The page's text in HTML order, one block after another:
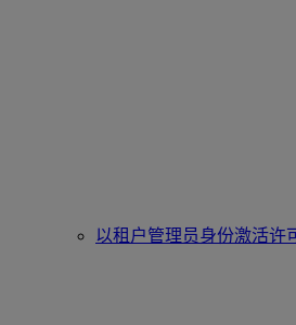
以租户管理员身份激活许